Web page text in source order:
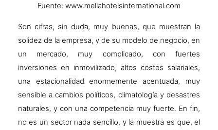
Fuente: www.meliahotelsinternational.com
Son cifras, sin duda, muy buenas, que muestran la
solidez de la empresa, y de su modelo de negocio, en
un mercado, muy complicado, con fuertes
inversiones en inmovilizado, altos costes salariales,
una estacionalidad enormemente acentuada, muy
sensible a cambios políticos, climatología y desastres
naturales, y con una competencia muy fuerte. En fin,
no es un sector nada sencillo, y la muestra es que, el